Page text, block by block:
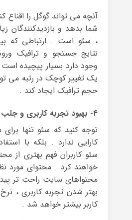
آنچه می تواند گوگل را اقناع
شما بدهد و بازدیدکنندگان
، سئو است . ارتباطی که
نتایج جستجو و ترافیک
وجود دارد بسیار پیچیده
یک تغییر کوچک در رتبه می
حجم ترافیک ایجاد کند .
۴- بهبود تجربه کاربری و جلب رضایت کاربران
توجه کنید که سئو تنها
کارایی ندارد . بلکه با
سئو کاربران فهم بهتری از
خواهند کرد . محتوای مورد
محتواهای سایت راحت تر
بهتر شدن تجربه کاربری ،
کاربر بیشتر خواهد شد .